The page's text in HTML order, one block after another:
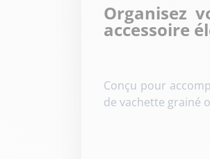
Organisez
accessoire
Conçu pour
de vachette grainé